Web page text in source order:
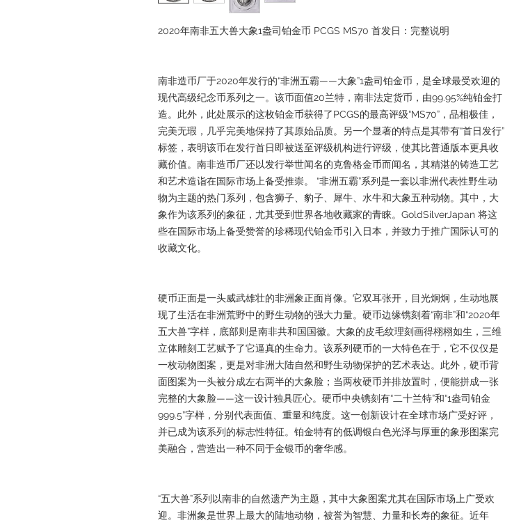
2020年南非五大兽大象1盎司铂金币 PCGS MS70 首发日：完整说明
南非造币厂于2020年发行的“非洲五霸——大象”1盎司铂金币，是全球最受欢迎的
现代高级纪念币系列之一。该币面值20兰特，南非法定货币，由99.95%纯铂金打
造。此外，此处展示的这枚铂金币获得了PCGS的最高评级“MS70”，品相极佳，
完美无瑕，几乎完美地保持了其原始品质。另一个显著的特点是其带有“首日发行”
标签，表明该币在发行首日即被送至评级机构进行评级，使其比普通版本更具收
藏价值。南非造币厂还以发行举世闻名的克鲁格金币而闻名，其精湛的铸造工艺
和艺术造诣在国际市场上备受推崇。 “非洲五霸”系列是一套以非洲代表性野生动
物为主题的热门系列，包含狮子、豹子、犀牛、水牛和大象五种动物。其中，大
象作为该系列的象征，尤其受到世界各地收藏家的青睐。GoldSilverJapan 将这
些在国际市场上备受赞誉的珍稀现代铂金币引入日本，并致力于推广国际认可的
收藏文化。
硬币正面是一头威武雄壮的非洲象正面肖像。它双耳张开，目光炯炯，生动地展
现了生活在非洲荒野中的野生动物的强大力量。硬币边缘镌刻着“南非”和“2020年
五大兽”字样，底部则是南非共和国国徽。大象的皮毛纹理刻画得栩栩如生，三维
立体雕刻工艺赋予了它逼真的生命力。该系列硬币的一大特色在于，它不仅仅是
一枚动物图案，更是对非洲大陆自然和野生动物保护的艺术表达。此外，硬币背
面图案为一头被分成左右两半的大象脸；当两枚硬币并排放置时，便能拼成一张
完整的大象脸——这一设计独具匠心。硬币中央镌刻有“二十兰特”和“1盎司铂金
999.5”字样，分别代表面值、重量和纯度。这一创新设计在全球市场广受好评，
并已成为该系列的标志性特征。铂金特有的低调银白色光泽与厚重的象形图案完
美融合，营造出一种不同于金银币的奢华感。
“五大兽”系列以南非的自然遗产为主题，其中大象图案尤其在国际市场上广受欢
迎。非洲象是世界上最大的陆地动物，被誉为智慧、力量和长寿的象征。近年